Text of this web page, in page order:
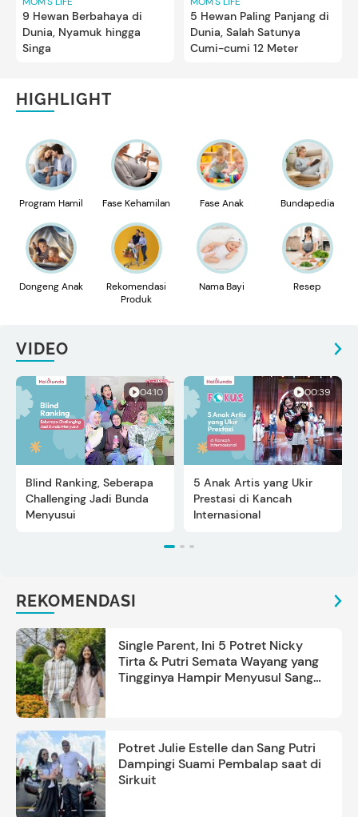
9 Hewan Berbahaya di
Dunia, Nyamuk hingga
Singa
5 Hewan Paling Panjang di
Dunia, Salah Satunya
Cumi-cumi 12 Meter
HIGHLIGHT
Program Hamil Fase Kehamilan Fase Anak Bundapedia
Dongeng Anak
Rekomendasi
Produk
Nama Bayi Resep
VIDEO
04:10
Blind Ranking, Seberapa
Challenging Jadi Bunda
Menyusui
00:39
5 Anak Artis yang Ukir
Prestasi di Kancah
Internasional
REKOMENDASI
Single Parent, Ini 5 Potret Nicky
Tirta & Putri Semata Wayang yang
Tingginya Hampir Menyusul Sang
Potret Julie Estelle dan Sang Putri
Dampingi Suami Pembalap saat di
Sirkuit